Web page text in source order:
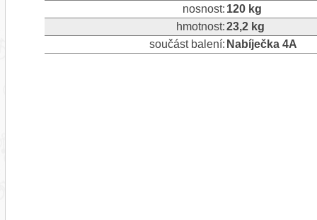
nosnost: 120 kg
hmotnost:23,2 kg
součást balení: Nabíječka 4A